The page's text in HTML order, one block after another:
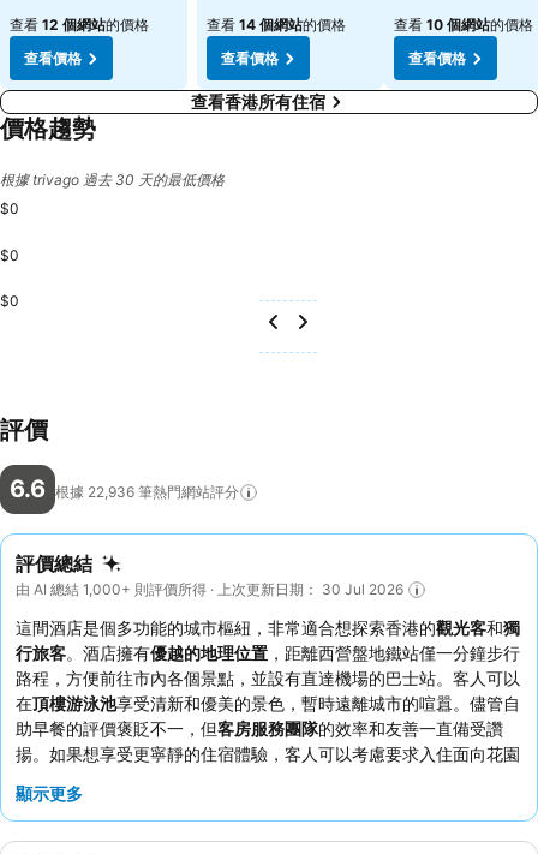
查看 12 個網站的價格
查看價格
查看 14 個網站的價格
查看價格
查看 10 個網站的價格
查看價格
查看香港所有住宿
價格趨勢
根據 trivago 過去 30 天的最低價格
$0
$0
$0
評價
6.6 根據 22,936 筆熱門網站評分
評價總結
由 AI 總結 1,000+ 則評價所得 · 上次更新日期： 30 Jul 2026
這間酒店是個多功能的城市樞紐，非常適合想探索香港的觀光客和獨
行旅客。酒店擁有優越的地理位置 ，距離西營盤地鐵站僅一分鐘步行
路程，方便前往市內各個景點，並設有直達機場的巴士站。客人可以
在頂樓游泳池享受清新和優美的景色，暫時遠離城市的喧囂。儘管自
助早餐的評價褒貶不一，但客房服務團隊的效率和友善一直備受讚
揚。如果想享受更寧靜的住宿體驗，客人可以考慮要求入住面向花園
顯示更多